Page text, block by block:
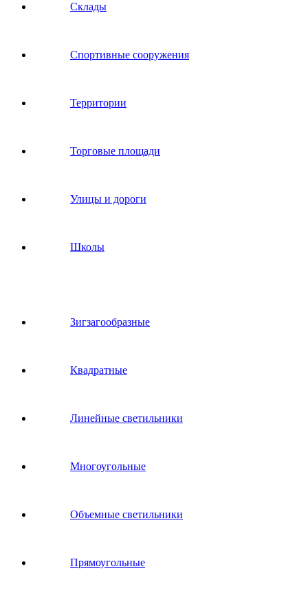
Склады
Спортивные сооружения
Территории
Торговые площади
Улицы и дороги
Школы
Зигзагообразные
Квадратные
Линейные светильники
Многоугольные
Объемные светильники
Прямоугольные